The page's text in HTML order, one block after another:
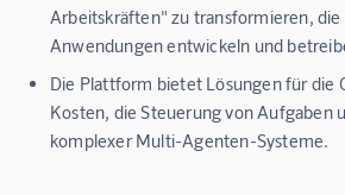
Arbeitskräften" zu transformieren, die
Anwendungen entwickeln und
Die Plattform bietet Lösungen für die
Kosten, die Steuerung von Aufgaben
komplexer Multi-Agenten-Systeme.